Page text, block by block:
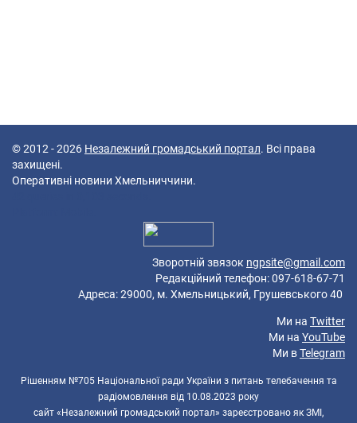
© 2012 - 2026 Незалежний громадський портал. Всі права
захищені.
Оперативні новини Хмельниччини.
Зворотній звязок ngpsite@gmail.com
Редакційний телефон: 097-618-67-71
Адреса: 29000, м. Хмельницький, Грушевського 40
Ми на Twitter
Ми на YouTube
Ми вTelegram
Рішенням №705 Національної ради України з питань телебачення та
радіомовлення від 10.08.2023 року
сайт «Незалежний громадський портал» зареєстровано як ЗМІ,